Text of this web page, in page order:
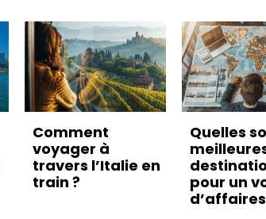
Comment
voyager à
travers l’Italie en
train ?
Quelles
pour un